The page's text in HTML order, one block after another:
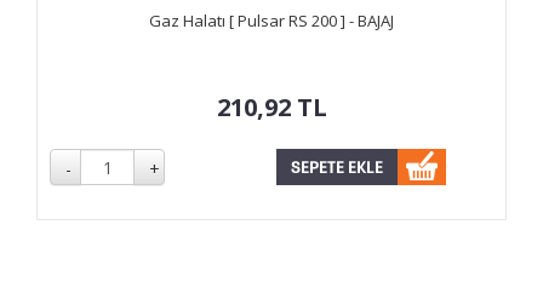
Gaz Halatı [ Pulsar RS 200 ] - BAJAJ
210,92 TL